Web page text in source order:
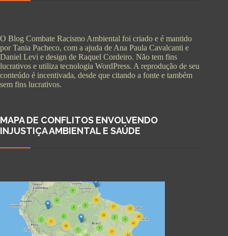
O Blog Combate Racismo Ambiental foi criado e é mantido
por Tania Pacheco, com a ajuda de Ana Paula Cavalcanti e
Daniel Levi e design de Raquel Cordeiro. Não tem fins
lucrativos e utiliza tecnologia WordPress. A reprodução de seu
conteúdo é incentivada, desde que citando a fonte e também
sem fins lucrativos.
MAPA DE CONFLITOS ENVOLVENDO
INJUSTIÇA AMBIENTAL E SAÚDE